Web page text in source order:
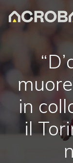
Skip
main
in
il